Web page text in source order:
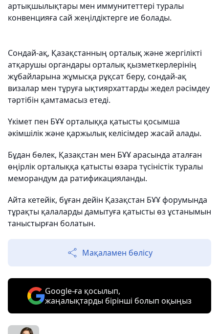
артықшылықтары мен иммунитеттері туралы
конвенцияға сай жеңілдіктерге ие болады.
Сондай-ақ, Қазақстанның орталық және жергілікті
атқарушы органдары орталық қызметкерлерінің
жұбайларына жұмысқа рұқсат беру, сондай-ақ
визалар мен тұруға ықтиярхаттарды жедел рәсімдеу
тәртібін қамтамасыз етеді.
Үкімет пен БҰҰ орталыққа қатысты қосымша
әкімшілік және қаржылық келісімдер жасай алады.
Бұдан бөлек, Қазақстан мен БҰҰ арасында аталған
өңірлік орталыққа қатысты өзара түсіністік туралы
меморандум да ратификацияланды.
Айта кетейік, бұған дейін Қазақстан БҰҰ форумында
тұрақты қалаларды дамытуға қатысты өз ұстанымын
таныстырған болатын.
Мақаламен бөлісу
Google-ға қосылып,
жаңалықтарды бірінші болып оқыңыз